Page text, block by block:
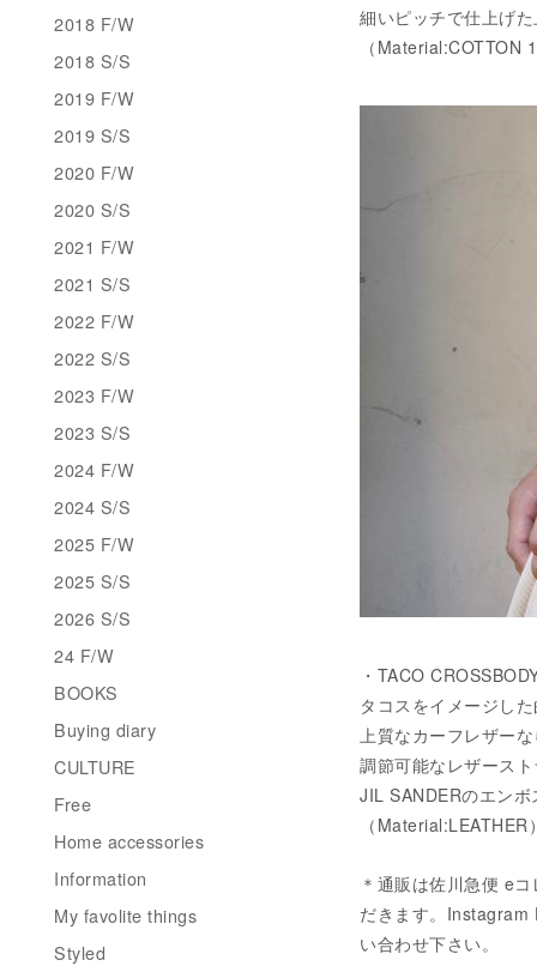
細いピッチで仕上げ
（Material:COTTON
・TACO
タコスをイメージし
上質なカーフレザー
調節可能なレザース
JIL SANDERのエンボ
（Material:LEATHER
＊通販は佐川急便 e
だきます。
い合わせ下さい。
2018 F/W
2018 S/S
2019 F/W
2019 S/S
2020 F/W
2020 S/S
2021 F/W
2021 S/S
2022 F/W
2022 S/S
2023 F/W
2023 S/S
2024 F/W
2024 S/S
2025 F/W
2025 S/S
2026 S/S
24 F/W
BOOKS
Buying diary
CULTURE
Free
Home accessories
Information
My favolite things
Styled